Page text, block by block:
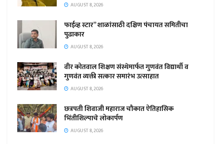
AUGUST 8, 2026
फाईव्ह स्टार” शाळांसाठी दक्षिण पंचायत समितीचा
पुढाकार
AUGUST 8, 2026
वीर कोतवाल शिक्षण संस्थेमार्फत गुणवंत विद्यार्थी व
गुणवंत व्यक्ती सत्कार समारंभ उत्साहात
AUGUST 8, 2026
छत्रपती शिवाजी महाराज चौकात ऐतिहासिक
भिंतीशिल्पाचे लोकार्पण
AUGUST 8, 2026